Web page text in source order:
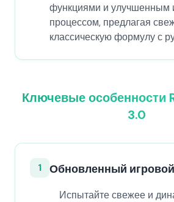
функциями и улучшенным
процессом, предлагая
классическую формулу с
Ключевые особенности
3.0
1 Обновленный
Испытайте свежее и